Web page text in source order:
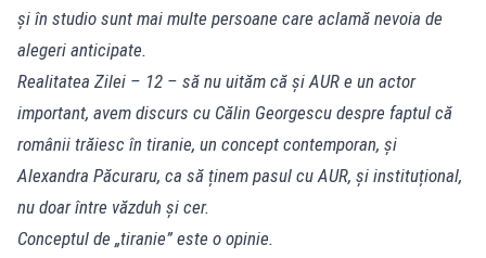
și în studio sunt mai multe persoane care aclamă nevoia de
alegeri anticipate.
Realitatea Zilei – 12 – să nu uităm că și AUR e un actor
important, avem discurs cu Călin Georgescu despre faptul că
românii trăiesc în tiranie, un concept contemporan, și
Alexandra Păcuraru, ca să ținem pasul cu AUR, și instituțional,
nu doar între văzduh și cer.
Conceptul de „tiranie” este o opinie.